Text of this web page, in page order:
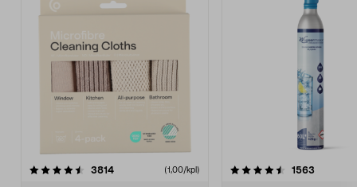
3814arvostelut (1,00/kpl)
4.5viidestä
1563
4.5viidestä